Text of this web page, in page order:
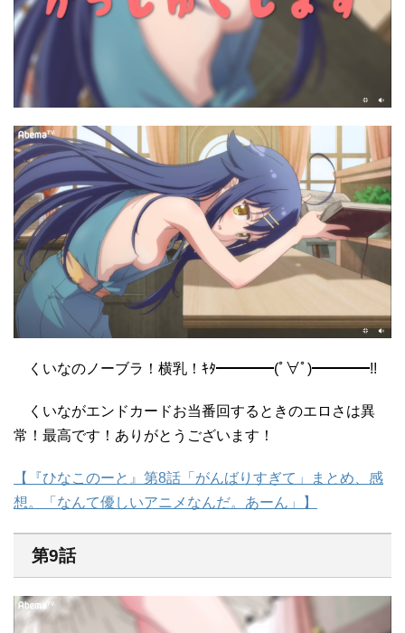
くいなのノーブラ！横乳！ｷﾀ━━━━(ﾟ∀ﾟ)━━━━!!
くいながエンドカードお当番回するときのエロさは異
常！最高です！ありがとうございます！
【『ひなこのーと』第8話「がんばりすぎて」まとめ、感
想。「なんて優しいアニメなんだ。あーん」】
第9話